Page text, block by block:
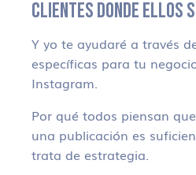
CLIENTES DONDE ELLOS
Y yo te ayudaré a través
específicas para tu
Instagram.
Por qué todos piensan
una publicación es
trata de estrategia.